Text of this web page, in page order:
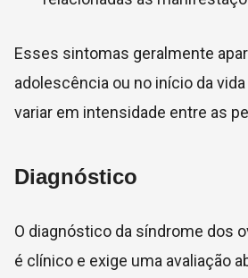
Esses sintomas geralmente
adolescência ou no início da
variar em intensidade entre as
Diagnóstico
O diagnóstico da síndrome dos
é clínico e exige uma avaliação